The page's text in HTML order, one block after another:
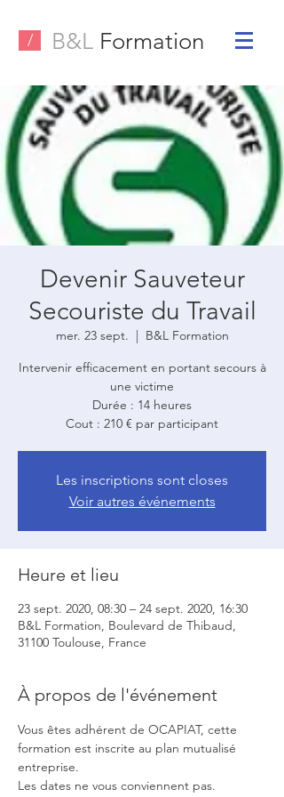
/ B&L Formation
Devenir Sauveteur
Secouriste du Travail
mer. 23 sept.
  |
B&L Formation
Intervenir efficacement en portant secours à
une victime
Durée : 14 heures
Cout : 210 € par participant
Les inscriptions sont closes
Voir autres événements
Heure et lieu
23 sept. 2020, 08:30 – 24 sept. 2020, 16:30
B&L Formation, Boulevard de Thibaud,
31100 Toulouse, France
À propos de l'événement
Vous êtes adhérent de OCAPIAT, cette
formation est inscrite au plan mutualisé
entreprise.
Les dates ne vous conviennent pas.